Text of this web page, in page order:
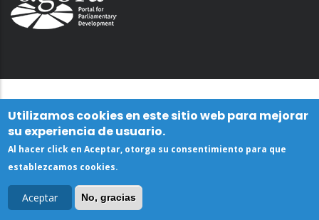
Utilizamos cookies en este sitio web para mejorar
su experiencia de usuario.
Al hacer click en Aceptar, otorga su consentimiento para que
establezcamos cookies.
Aceptar No, gracias